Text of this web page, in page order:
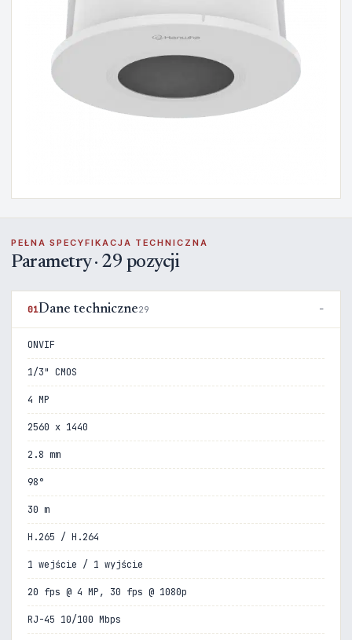
PEŁNA SPECYFIKACJA TECHNICZNA
Parametry · 29 pozycji
01Dane techniczne29
ONVIF
1/3" CMOS
4 MP
2560 x 1440
2.8 mm
98°
30 m
H.265 / H.264
1 wejście / 1 wyjście
20 fps @ 4 MP, 30 fps @ 1080p
RJ-45 10/100 Mbps